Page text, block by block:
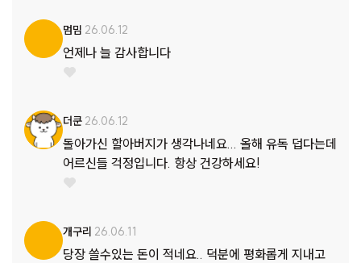
멈밈 26.06.12
언제나 늘 감사합니다
더쿤 26.06.12
돌아가신 할아버지가 생각나네요... 올해 유독 덥다는데
어르신들 걱정입니다. 항상 건강하세요!
개구리 26.06.11
당장 쓸수있는 돈이 적네요.. 덕분에 평화롭게 지내고